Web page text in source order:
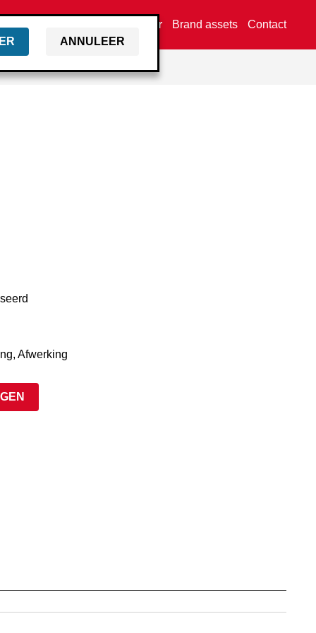
ANNULEER
Vind een dealer Brand assets Contact
Afwerking